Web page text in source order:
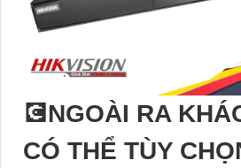
💽NGOÀI RA
CÓ THỂ TÙY